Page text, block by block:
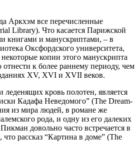
Аркхэм все перечисленные
Library). Что касается Парижской
книгами и манускриптами, – в
Оксфордского университета,
копии этого манускрипта
к более раннему периоду, чем
XV, XVI и XVII веков.
кровь полотен, является
Кадафа Неведомого” (The Dream-
из мира людей, в романе же
рода, и одну из его далеких
довольно часто встречается в
рассказ “Картина в доме” (The